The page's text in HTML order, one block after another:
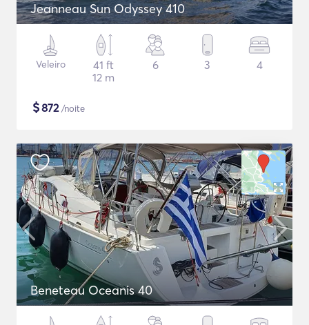
Jeanneau Sun Odyssey 410
Veleiro
41 ft
12 m
6 3 4
$872/noite
Beneteau Oceanis 40